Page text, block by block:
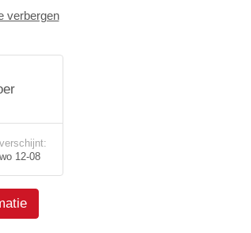
verschijnt:
wo 12-08